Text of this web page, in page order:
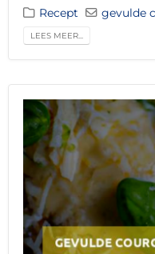
Recept gevulde
LEES MEER...